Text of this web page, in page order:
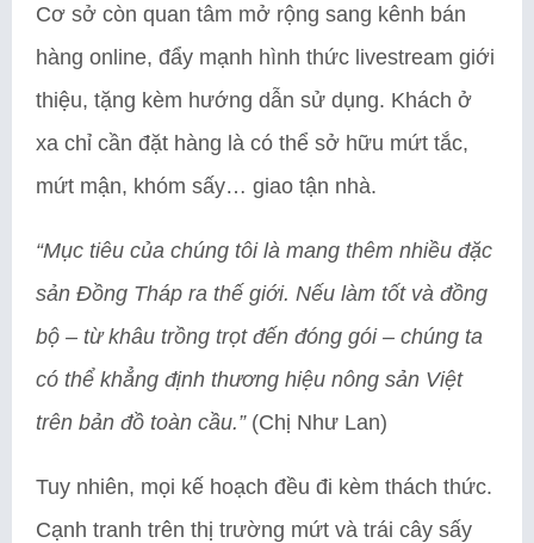
Cơ sở còn quan tâm mở rộng sang kênh bán
hàng online, đẩy mạnh hình thức livestream giới
thiệu, tặng kèm hướng dẫn sử dụng. Khách ở
xa chỉ cần đặt hàng là có thể sở hữu mứt tắc,
mứt mận, khóm sấy… giao tận nhà.
“Mục tiêu của chúng tôi là mang thêm nhiều đặc
sản Đồng Tháp ra thế giới. Nếu làm tốt và đồng
bộ – từ khâu trồng trọt đến đóng gói – chúng ta
có thể khẳng định thương hiệu nông sản Việt
trên bản đồ toàn cầu.”(Chị Như Lan)
Tuy nhiên, mọi kế hoạch đều đi kèm thách thức.
Cạnh tranh trên thị trường mứt và trái cây sấy